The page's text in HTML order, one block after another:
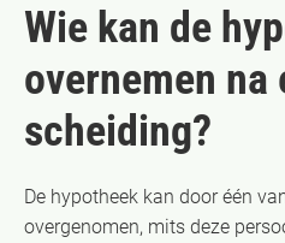
Wie kan de
overnemen na
scheiding?
De hypotheek kan door één
overgenomen, mits deze